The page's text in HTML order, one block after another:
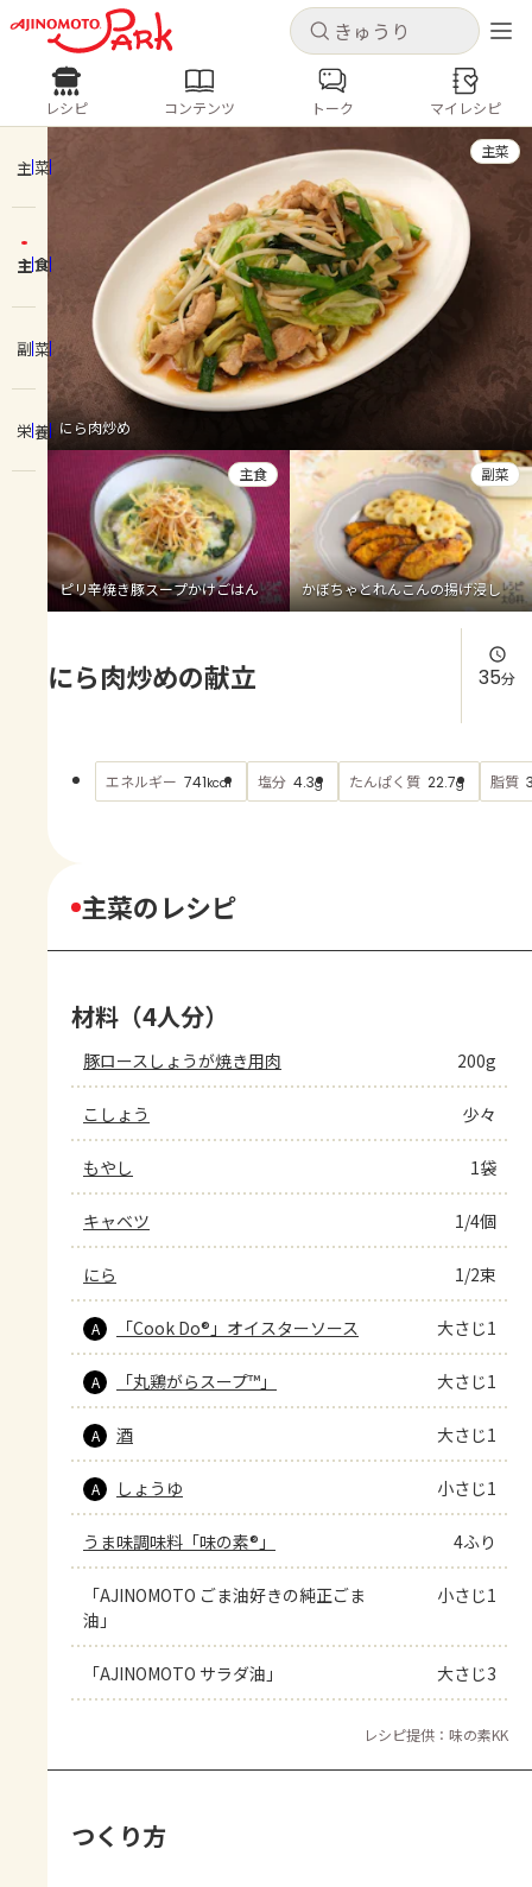
キャンセル
ログインするとレシピを保存できます
ホーム
コンテンツ
レシピ
トーク
よくあるお問い合わせ
お買い物
AJINOMOTO PARK とは
キャンセル
レシピ コンテンツ
人気の食材・レシピ
きゅうり なす トマト
とうもろこし
ピーマン
みょうが ゴーヤ
レシピ コンテンツ トーク マイレシピ
主菜
主食
副菜
栄養 にら肉炒め
主菜
ピリ辛焼き豚スープかけごはん
主食
かぼちゃとれんこんの揚げ浸し
副菜
にら肉炒めの献立 35分
エネルギー 741kcal 塩分 4.3g たんぱく質 22.7g 脂質
主菜のレシピ
材料（4人分）
豚ロースしょうが焼き用肉 200g
こしょう 少々
もやし 1袋
キャベツ 1/4個
にら 1/2束
A 「Cook Do®」オイスターソース 大さじ1
A 「丸鶏がらスープ™」 大さじ1
A 酒 大さじ1
A しょうゆ 小さじ1
うま味調味料「味の素®」 4ふり
「AJINOMOTO ごま油好きの純正ごま
油」
小さじ1
「AJINOMOTO サラダ油」 大さじ3
レシピ提供：味の素KK
つくり方